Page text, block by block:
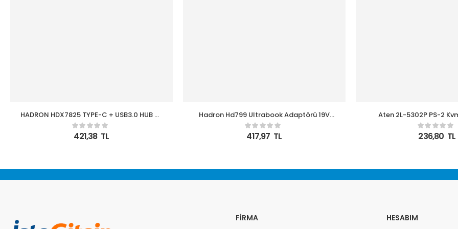
HADRON HDX7825 TYPE-C + USB3.0 HUB 4-
USB3.0 GRİ
421,38 TL
Hadron Hd799 Ultrabook Adaptörü 19V
2.37A 3.0-1.1 Asus
417,97 TL
Aten 2L-5302P PS-2
Metre)
236,80 TL
FIRMA HESABIM